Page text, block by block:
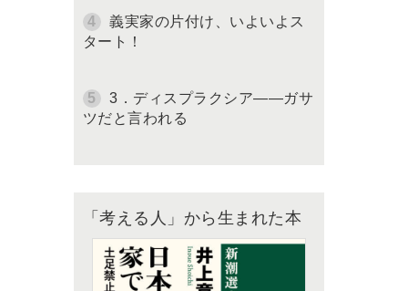
義実家の片付け、いよいよス
タート！
3．ディスプラクシア――ガサ
ツだと言われる
「考える人」から生まれた本